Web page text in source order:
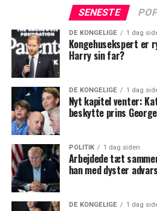
SENESTE
DE KONGELIGE 1 dag
Kongehusekspert er
Harry sin far?
DE KONGELIGE 1 dag
Nyt kapitel venter:
beskytte prins George
POLITIK 1 dag siden
Arbejdede tæt
han med dyster
DE KONGELIGE 1 dag